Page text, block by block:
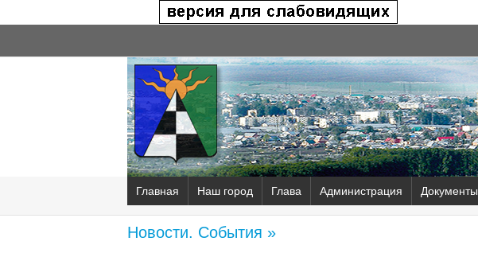
Главная Наш город Глава Администрация Документы
Новости. События »